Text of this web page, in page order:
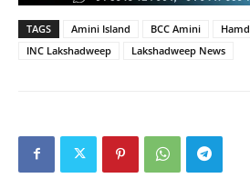
TAGS Amini Island BCC Amini
INC Lakshadweep
Lakshadweep News